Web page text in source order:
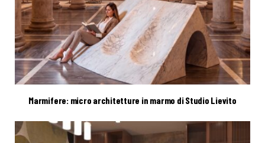
Marmifere: micro architetture in marmo di Studio Lievito